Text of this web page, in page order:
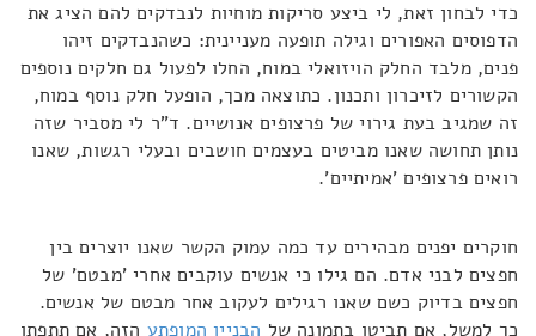
כדי לבחון זאת, לי ביצע סריקות מוחיות לנבדקים להם הציג את
הדפוסים האפורים וגילה תופעה מעניינית: כשהנבדקים זיהו
פנים, מלבד החלק הויזואלי במוח, החלו לפעול גם חלקים נוספים
הקשורים לזיכרון ותכנון. כתוצאה מכך, הופעל חלק נוסף במוח,
זה שמגיב בעת גירוי של פרצופים אנושיים. ד"ר לי מסביר שזה
נותן תחושה שאנו מביטים בעצמים חושבים ובעלי רגשות, שאנו
רואים פרצופים 'אמיתיים'.
חוקרים יפנים מבהירים עד כמה עמוק הקשר שאנו יוצרים בין
חפצים לבני אדם. הם גילו כי אנשים עוקבים אחרי 'מבטם' של
חפצים בדיוק כשם שאנו רגילים לעקוב אחר מבטם של אנשים.
כך למשל, אם תביטו בתמונה של הבניין המופתע הזה, אם תתפתו